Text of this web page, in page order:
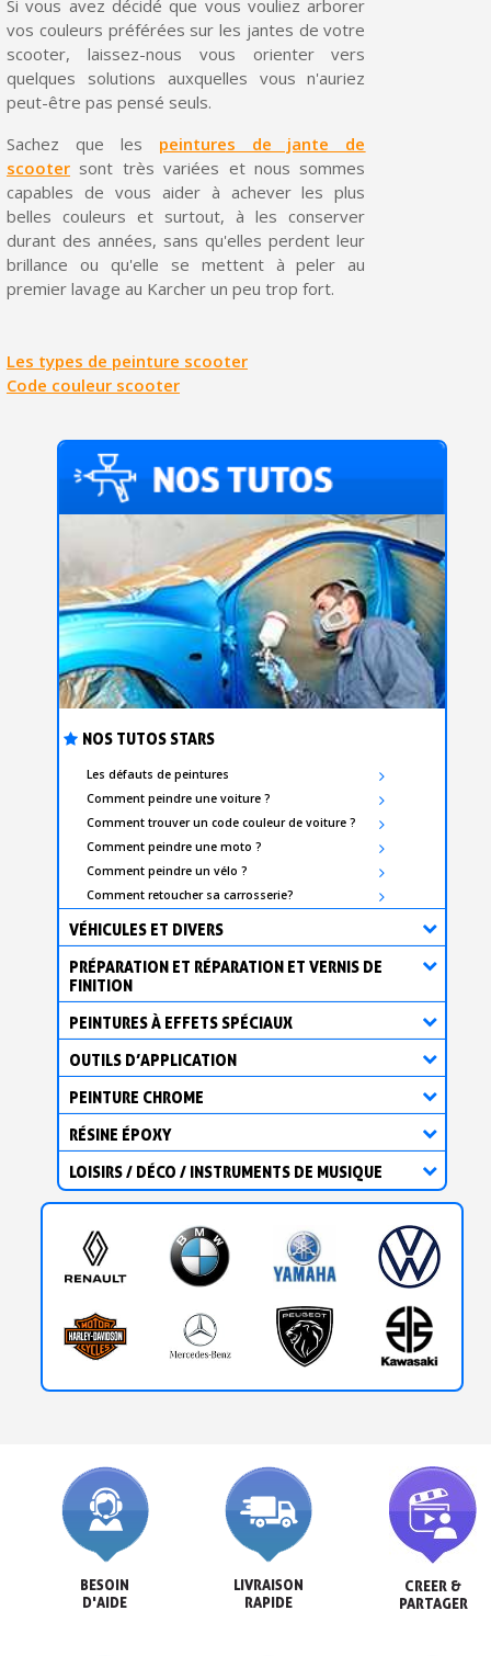
Livraison sous 24 h en France Métropolitaine
Retour produits sous 14 jours
Réduction de 5€ sur la première commande
10€ de bon d'achat pour chaque parrainage
Inscription à la newsletter : 5€ de réduction
NOS TUTOS STARS
Les défauts de peintures
Comment peindre une voiture ?
Comment trouver un code couleur de voiture ?
Comment peindre une moto ?
Comment peindre un vélo ?
Comment retoucher sa carrosserie?
VÉHICULES ET DIVERS
PRÉPARATION ET RÉPARATION ET VERNIS DE
FINITION
PEINTURES À EFFETS SPÉCIAUX
OUTILS D’APPLICATION
PEINTURE CHROME
RÉSINE ÉPOXY
LOISIRS / DÉCO / INSTRUMENTS DE MUSIQUE
Si vous avez décidé que vous vouliez arborer
vos couleurs préférées sur les jantes de votre
scooter, laissez-nous vous orienter vers
quelques solutions auxquelles vous n'auriez
peut-être pas pensé seuls.
Sachez que les peintures de jante de
scootersont très variées et nous sommes
capables de vous aider à achever les plus
belles couleurs et surtout, à les conserver
durant des années, sans qu'elles perdent leur
brillance ou qu'elle se mettent à peler au
premier lavage au Karcher un peu trop fort.
Les types de peinture scooter
Code couleur scooter
BESOIN
D'AIDE
LIVRAISON
RAPIDE
CREER &
PARTAGER